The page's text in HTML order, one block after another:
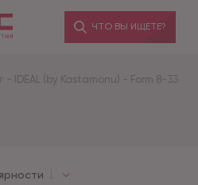
ЧТО ВЫ ИЩЕТЕ?
- IDEAL (by Kastamonu) - Form 8-33